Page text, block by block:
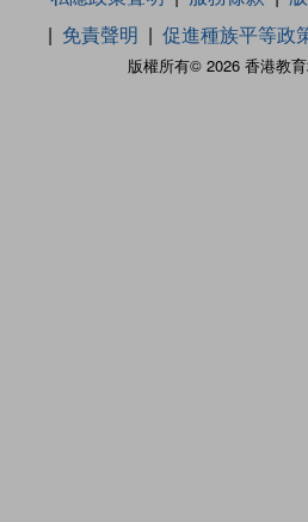
版權所有© 2026 香港教
免責聲明
促進種族平等政